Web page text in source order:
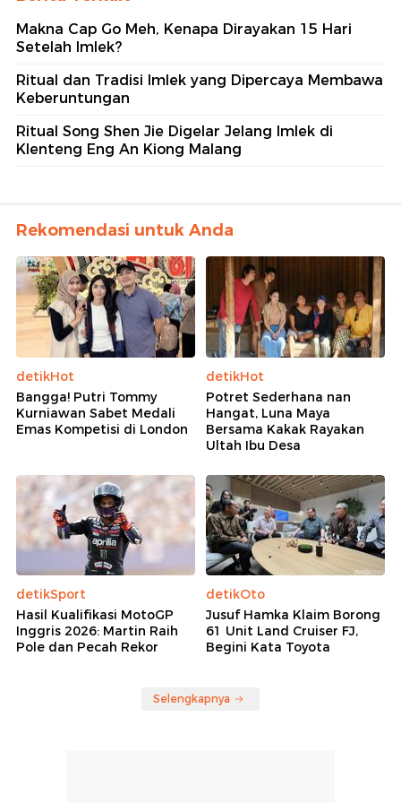
Makna Cap Go Meh, Kenapa Dirayakan 15 Hari
Setelah Imlek?
Ritual dan Tradisi Imlek yang Dipercaya Membawa
Keberuntungan
Ritual Song Shen Jie Digelar Jelang Imlek di
Klenteng Eng An Kiong Malang
Rekomendasi untuk Anda
detikHot
Bangga! Putri Tommy
Kurniawan Sabet Medali
Emas Kompetisi di London
detikHot
Potret Sederhana nan
Hangat, Luna Maya
Bersama Kakak Rayakan
Ultah Ibu Desa
detikSport
Hasil Kualifikasi MotoGP
Inggris 2026: Martin Raih
Pole dan Pecah Rekor
detikOto
Jusuf Hamka Klaim Borong
61 Unit Land Cruiser FJ,
Begini Kata Toyota
Selengkapnya